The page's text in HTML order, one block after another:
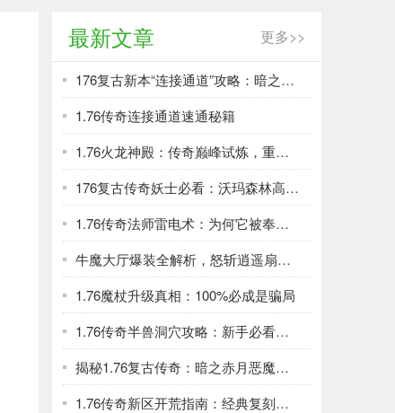
最新文章 更多>>
176复古新本“连接通道”攻略：暗之血魔掉落裁决
1.76传奇连接通道速通秘籍
1.76火龙神殿：传奇巅峰试炼，重温兄弟屠龙热血！
176复古传奇妖士必看：沃玛森林高效刷级与资源全攻略
1.76传奇法师雷电术：为何它被奉为版本最强杀招
牛魔大厅爆装全解析，怒斩逍遥扇等你拿
1.76魔杖升级真相：100%必成是骗局
1.76传奇半兽洞穴攻略：新手必看升级宝地
揭秘1.76复古传奇：暗之赤月恶魔致命攻击方式全解析
1.76传奇新区开荒指南：经典复刻，制霸玛法